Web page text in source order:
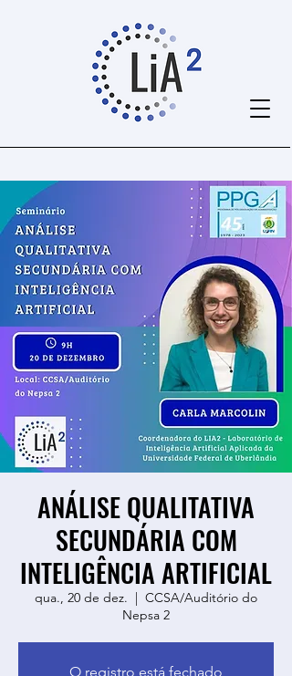
ANÁLISE QUALITATIVA
SECUNDÁRIA COM
INTELIGÊNCIA ARTIFICIAL
qua., 20 de dez.
  |
CCSA/Auditório do
Nepsa 2
O registro está fechado